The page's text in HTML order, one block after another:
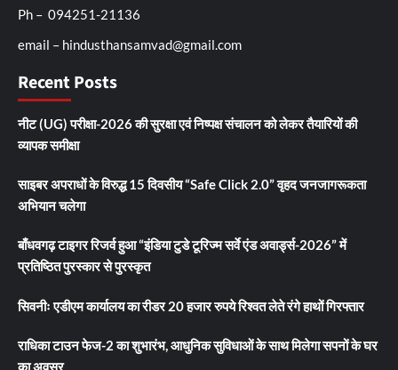
Ph – 094251-21136
email – hindusthansamvad@gmail.com
Recent Posts
नीट (UG) परीक्षा-2026 की सुरक्षा एवं निष्पक्ष संचालन को लेकर तैयारियों की
व्यापक समीक्षा
साइबर अपराधों के विरुद्ध 15 दिवसीय “Safe Click 2.0” वृहद जनजागरूकता
अभियान चलेगा
बाँधवगढ़ टाइगर रिजर्व हुआ “इंडिया टुडे टूरिज्म सर्वे एंड अवार्ड्स-2026” में
प्रतिष्ठित पुरस्कार से पुरस्कृत
सिवनीः एडीएम कार्यालय का रीडर 20 हजार रुपये रिश्वत लेते रंगे हाथों गिरफ्तार
राधिका टाउन फेज-2 का शुभारंभ, आधुनिक सुविधाओं के साथ मिलेगा सपनों के घर